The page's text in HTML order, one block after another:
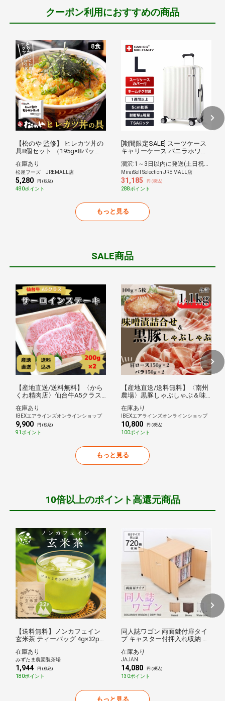
する必要があります。
※注文途中でクーポンコード欄にご記入または
適用ください。
※電子チケット、JRE MALLふるさと納税、JRE
MALLチケット、JRE MALLオーダーではご使
用いただけません。
※現金との引き換えはしません。
※返品・取り消しがあった場合、クーポンのお
戻しはできませんのでご注意ください。
※キャンセルや返品によりクーポンの利用条件
を満たさなくなった場合、クーポンは失効と
なります。
※失効したクーポンを再発行することは出来ま
クーポン利用におすすめの商品
【松のや 監修】 ヒレカツ丼の
具8個セット （195g×8パッ
肉 食品 松屋 まつや【冷凍】
在庫あり
松屋フーズ JREMALL店
5,280 円 (税込)
480ポイント
[期間限定SALE] スーツケース
キャリーケース バニラホワイ
ト Lサイズ 大型 一週間以上宿
泊向け 71cm(5cm拡張機能あ
り) 83/97L TSAロック スーツ
ケースカバー付/ネームタグ付
SWISS MILITARY[スイスミリ
装アップグレード版>
潤沢:1～3日以内に発送(土日祝除く)
MiraiSell Selection JRE MALL店
31,185 円 (税込)
288ポイント
もっと見る
SALE商品
【産地直送/送料無料】〈から
くわ精肉店〉仙台牛A5クラス
（200g×2）
在庫あり
IBEXエアラインズオンラインショップ
9,900 円 (税込)
91ポイント
【産地直送/送料無料】〈南州
農場〉黒豚しゃぶしゃぶ＆味
在庫あり
IBEXエアラインズオンラインショップ
10,800 円 (税込)
100ポイント
もっと見る
10倍以上のポイント高還元商品
【送料無料】ノンカフェイン
玄米茶 ティーバッグ 4g×32p
牧之原茶 国産 メール便
在庫あり
みずたま農園製茶場
1,944 円 (税込)
180ポイント
同人誌ワゴン 両面鍵付扉タイ
プ キャスター付押入れ収納 イ
ン【カラー：ナチュラル】
在庫あり
JAJAN
14,080 円 (税込)
130ポイント
もっと見る